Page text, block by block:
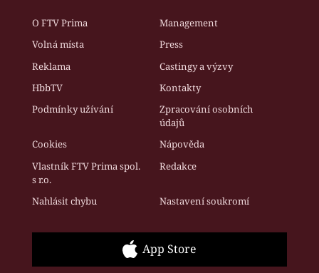
O FTV Prima
Management
Volná místa
Press
Reklama
Castingy a výzvy
HbbTV
Kontakty
Podmínky užívání
Zpracování osobních
údajů
Cookies
Nápověda
Vlastník FTV Prima spol.
s r.o.
Redakce
Nahlásit chybu Nastavení soukromí
App Store